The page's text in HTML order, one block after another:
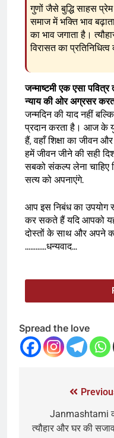
गुणों जैसे बुद्धि साहस
समाज में भक्ति भाव
का भाव जगाता है।
विरासत का
जन्माष्टमी एक एसा
न्याय की ओर अग्रसर
जन्मदिन की याद नहीं
प्रदान करता है। आज के
हैं, वहाँ शिक्षा का जीवन
हमें जीवन जीने की सही
सबको संकल्प लेना चाहिए
सत्य को अपनाएंगे.
आप इस निबंध का उपयोग
कर सकते हैं यदि आपको
दोस्तों के साथ और अपने
…………धन्यवाद…
Spread the love
Janmashtami
त्यौहार और घर की